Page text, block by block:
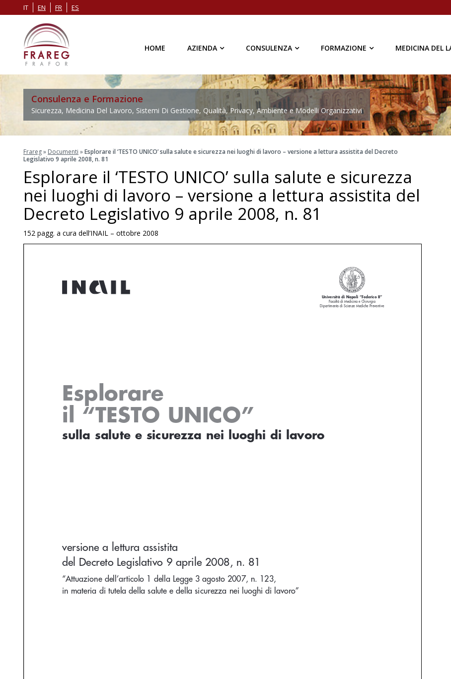
IT EN FR ES
HOME AZIENDA CONSULENZA FORMAZIONE MEDICINA DEL
Consulenza e Formazione
Sicurezza, Medicina Del Lavoro, Sistemi Di Gestione, Qualità, Privacy, Ambiente e Modelli Organizzativi
Frareg» Documenti »Esplorare il ‘TESTO UNICO’ sulla salute e sicurezza nei luoghi di lavoro – versione a lettura assistita del Decreto
Legislativo 9 aprile 2008, n. 81
Esplorare il ‘TESTO UNICO’ sulla salute e sicurezza
nei luoghi di lavoro – versione a lettura assistita del
Decreto Legislativo 9 aprile 2008, n. 81
152 pagg. a cura dell’INAIL – ottobre 2008